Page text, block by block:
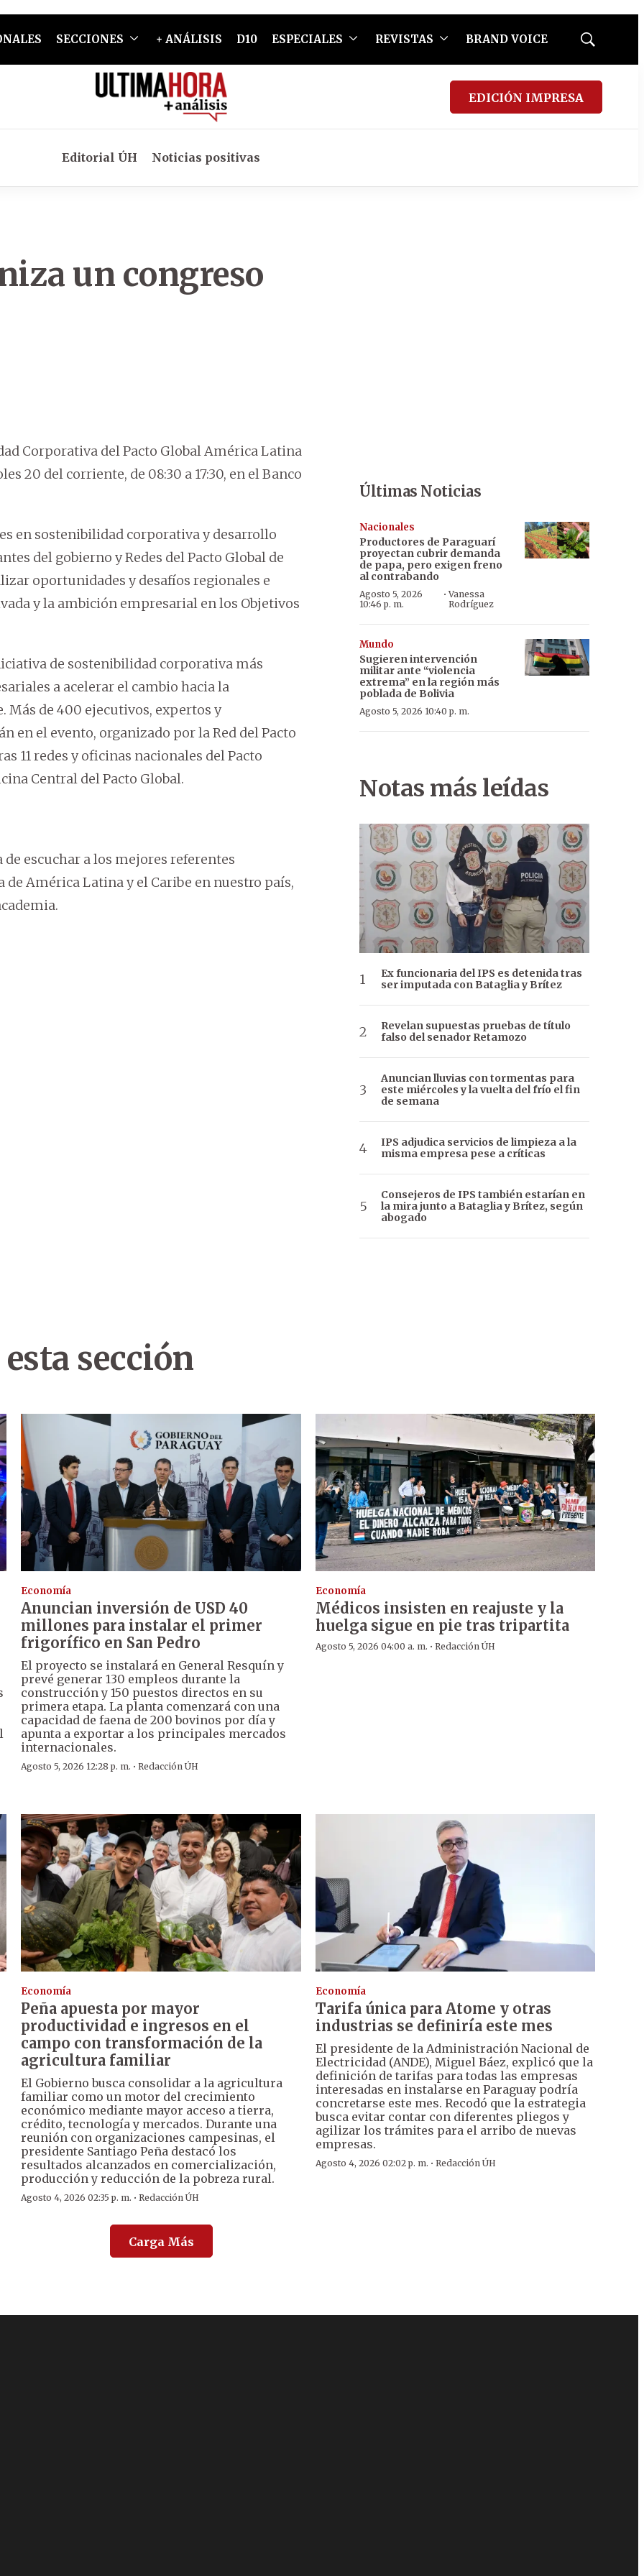
SECCIONES + ANÁLISIS D10 ESPECIALES REVISTAS BRAND VOICE
Mostrar
EDICIÓN IMPRESA
Editorial ÚH Noticias positivas
un congreso
Corporativa del Pacto Global América Latina
20 del corriente, de 08:30 a 17:30, en el Banco
en sostenibilidad corporativa y desarrollo
del gobierno y Redes del Pacto Global de
oportunidades y desafíos regionales e
y la ambición empresarial en los Objetivos
de sostenibilidad corporativa más
a acelerar el cambio hacia la
Más de 400 ejecutivos, expertos y
en el evento, organizado por la Red del Pacto
11 redes y oficinas nacionales del Pacto
Central del Pacto Global.
escuchar a los mejores referentes
América Latina y el Caribe en nuestro país,
Últimas Noticias
Nacionales
Productores de Paraguarí
proyectan cubrir demanda
de papa, pero exigen freno
al contrabando
Agosto 5, 2026
10:46 p. m.
·Vanessa
Rodríguez
Mundo
Sugieren intervención
militar ante “violencia
extrema” en la región más
poblada de Bolivia
Agosto 5, 2026 10:40 p. m.
Notas más leídas
Ex funcionaria del IPS es detenida tras
ser imputada con Bataglia y Brítez
Revelan supuestas pruebas de título
falso del senador Retamozo
Anuncian lluvias con tormentas para
este miércoles y la vuelta del frío el fin
de semana
IPS adjudica servicios de limpieza a la
misma empresa pese a críticas
Consejeros de IPS también estarían en
la mira junto a Bataglia y Brítez, según
abogado
sección
Economía
Anuncian inversión de USD 40
millones para instalar el primer
frigorífico en San Pedro
El proyecto se instalará en General Resquín y
prevé generar 130 empleos durante la
construcción y 150 puestos directos en su
primera etapa. La planta comenzará con una
capacidad de faena de 200 bovinos por día y
apunta a exportar a los principales mercados
internacionales.
Agosto 5, 2026 12:28 p. m. ·Redacción ÚH
Economía
Médicos insisten en reajuste y la
huelga sigue en pie tras tripartita
Agosto 5, 2026 04:00 a. m. · Redacción ÚH
Economía
Peña apuesta por mayor
productividad e ingresos en el
campo con transformación de la
agricultura familiar
El Gobierno busca consolidar a la agricultura
familiar como un motor del crecimiento
económico mediante mayor acceso a tierra,
crédito, tecnología y mercados. Durante una
reunión con organizaciones campesinas, el
presidente Santiago Peña destacó los
resultados alcanzados en comercialización,
producción y reducción de la pobreza rural.
Agosto 4, 2026 02:35 p. m. ·Redacción ÚH
Economía
Tarifa única para Atome y otras
industrias se definiría este mes
El presidente de la Administración Nacional de
Electricidad (ANDE), Miguel Báez, explicó que la
definición de tarifas para todas las empresas
interesadas en instalarse en Paraguay podría
concretarse este mes. Recodó que la estrategia
busca evitar contar con diferentes pliegos y
agilizar los trámites para el arribo de nuevas
empresas.
Agosto 4, 2026 02:02 p. m. · Redacción ÚH
Carga Más